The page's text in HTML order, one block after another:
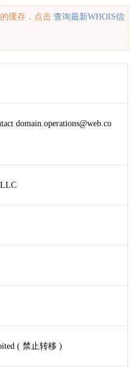
的缓存，点击查询最新WHOIS信
domain.operations@web.co
( 禁止转移 )